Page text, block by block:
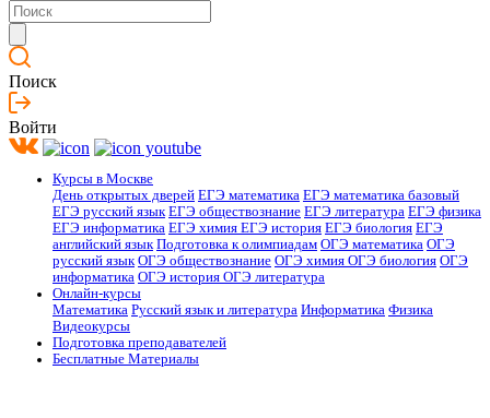
Поиск
Войти
Курсы в Москве
День открытых дверей ЕГЭ математика ЕГЭ математика базовый
ЕГЭ русский язык ЕГЭ обществознание ЕГЭ литература ЕГЭ физика
ЕГЭ информатика ЕГЭ химия ЕГЭ история ЕГЭ биология ЕГЭ
английский язык Подготовка к олимпиадам ОГЭ математика ОГЭ
русский язык ОГЭ обществознание ОГЭ химия ОГЭ биология ОГЭ
информатика ОГЭ история ОГЭ литература
Онлайн-курсы
Математика Русский язык и литература Информатика Физика
Видеокурсы
Подготовка преподавателей
Бесплатные Материалы